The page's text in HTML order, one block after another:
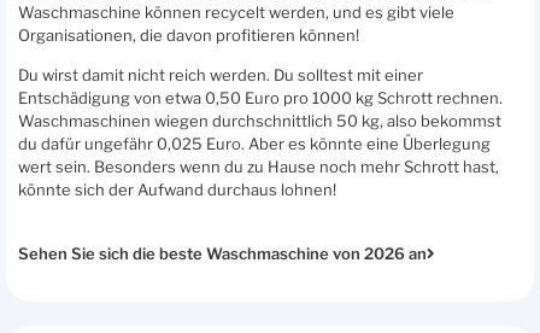
Waschmaschine können recycelt werden, und es gibt viele
Organisationen, die davon profitieren können!
Du wirst damit nicht reich werden. Du solltest mit einer
Entschädigung von etwa 0,50 Euro pro 1000 kg Schrott rechnen.
Waschmaschinen wiegen durchschnittlich 50 kg, also bekommst
du dafür ungefähr 0,025 Euro. Aber es könnte eine Überlegung
wert sein. Besonders wenn du zu Hause noch mehr Schrott hast,
könnte sich der Aufwand durchaus lohnen!
Sehen Sie sich die beste Waschmaschine von 2026 an